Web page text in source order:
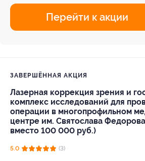
Перейти к акции
ЗАВЕРШЁННАЯ АКЦИЯ
Лазерная коррекция зрения и
комплекс исследований для
операции в многопрофильном
центре им. Святослава
вместо 100 000 руб.)
5.0 (3)